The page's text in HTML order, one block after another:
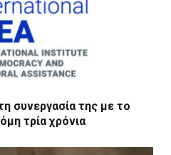
συνεργασία της με το
τρία χρόνια